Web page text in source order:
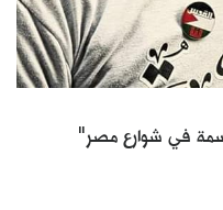
في شوارع مصر"